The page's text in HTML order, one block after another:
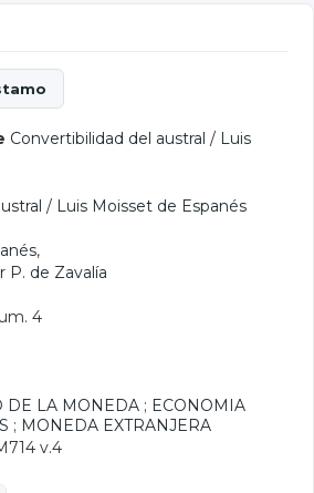
Convertibilidad del austral / Luis
/ Luis Moisset de Espanés
,
P. de Zavalía
4
DE LA MONEDA ; ECONOMIA
; MONEDA EXTRANJERA
v.4